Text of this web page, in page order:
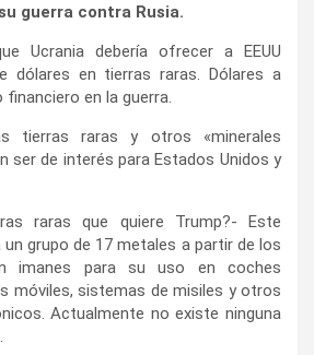
guerra contra Rusia.
Ucrania debería ofrecer a EEUU
dólares en tierras raras. Dólares a
en la guerra.
tierras raras y otros «minerales
ser de interés para Estados Unidos y
raras que quiere Trump?- Este
grupo de 17 metales a partir de los
imanes para su uso en coches
móviles, sistemas de misiles y otros
Actualmente no existe ninguna